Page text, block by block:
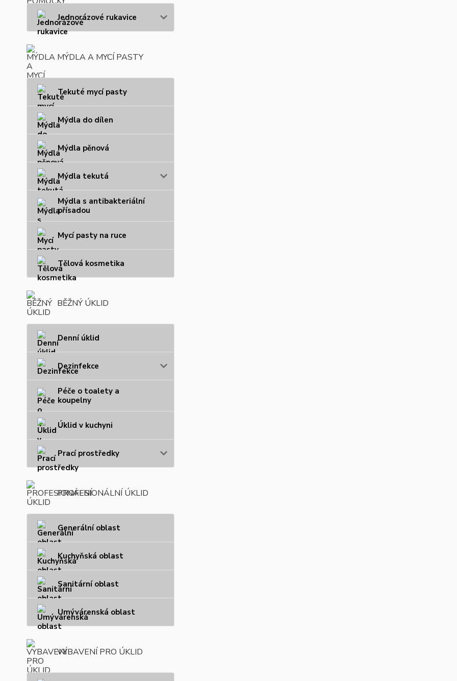
Jednorázové rukavice
MÝDLA A MYCÍ PASTY
Tekuté mycí pasty
Mýdla do dílen
Mýdla pěnová
Mýdla tekutá
Mýdla s antibakteriální
přísadou
Mycí pasty na ruce
Tělová kosmetika
BĚŽNÝ ÚKLID
Denní úklid
Dezinfekce
Péče o toalety a
koupelny
Úklid v kuchyni
Prací prostředky
PROFESIONÁLNÍ ÚKLID
Generální oblast
Kuchyňská oblast
Sanitární oblast
Umývárenská oblast
VYBAVENÍ PRO ÚKLID